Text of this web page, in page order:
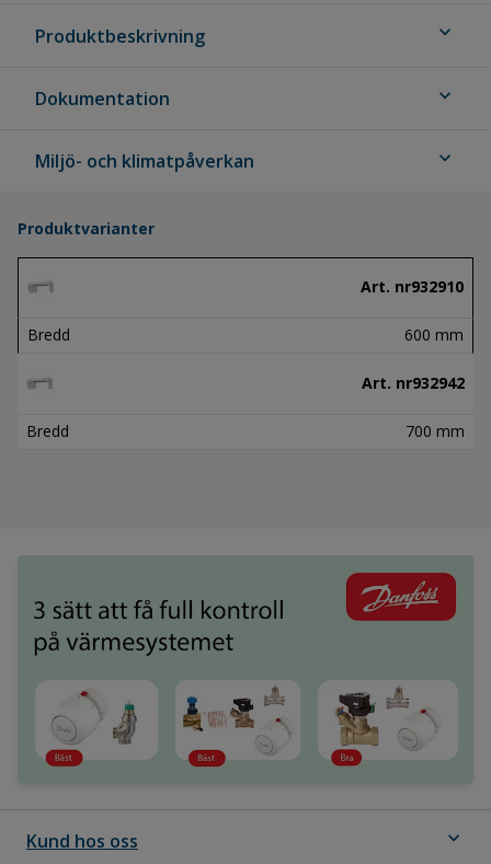
Produktbeskrivning expand_more
Dokumentation expand_more
Miljö- och klimatpåverkan expand_more
Produktvarianter
Art. nr932910
Bredd 600 mm
Art. nr932942
Bredd 700 mm
Kund hos oss expand_more